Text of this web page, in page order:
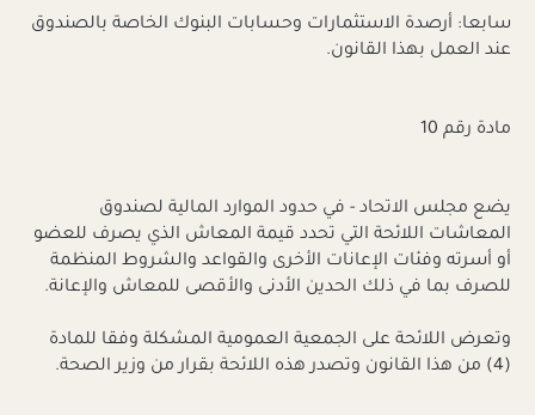
سابعا: أرصدة الاستثمارات وحسابات البنوك الخاصة بالصندوق
عند العمل بهذا القانون.
مادة رقم 10
يضع مجلس الاتحاد - في حدود الموارد المالية لصندوق
المعاشات اللائحة التي تحدد قيمة المعاش الذي يصرف للعضو
أو أسرته وفئات الإعانات الأخرى والقواعد والشروط المنظمة
للصرف بما في ذلك الحدين الأدنى والأقصى للمعاش والإعانة.
وتعرض اللائحة على الجمعية العمومية المشكلة وفقا للمادة
(4) من هذا القانون وتصدر هذه اللائحة بقرار من وزير الصحة.